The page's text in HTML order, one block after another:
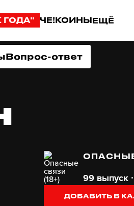
ГОДА" ЧЕ!КОИНЫЕЩЁ
Вопрос-ответ
99 выпуск
ДОБАВИТЬ В